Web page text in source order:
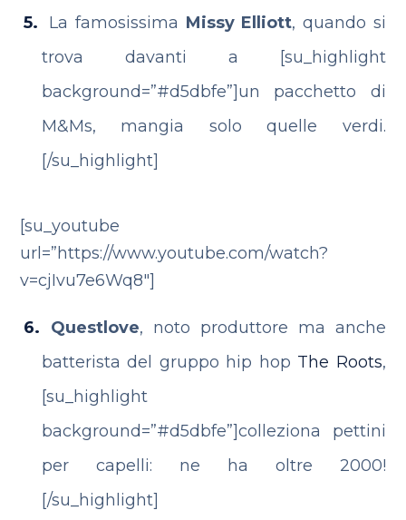
La famosissima Missy Elliott, quando si
trova davanti a [su_highlight
background=”#d5dbfe”]un pacchetto di
M&Ms, mangia solo quelle verdi.
[/su_highlight]
[su_youtube
url=”https://www.youtube.com/watch?
v=cjIvu7e6Wq8″]
Questlove, noto produttore ma anche
batterista del gruppo hip hop The Roots,
[su_highlight
background=”#d5dbfe”]colleziona pettini
per capelli: ne ha oltre 2000!
[/su_highlight]